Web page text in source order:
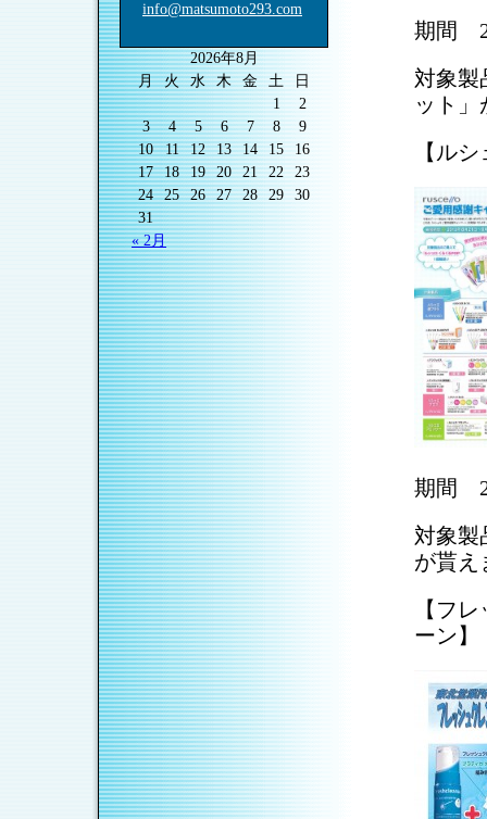
info@matsumoto293.com
2026年8月
月
火 水 木 金 土
日
1
2
3
4 5 6 7 8
9
10
11 12 13 14 15
16
17
18 19 20 21 22
23
24
25 26 27 28 29
30
31
« 2月
期間
対象製
ット
【ル
期間
対象
が貰え
【フ
ーン】